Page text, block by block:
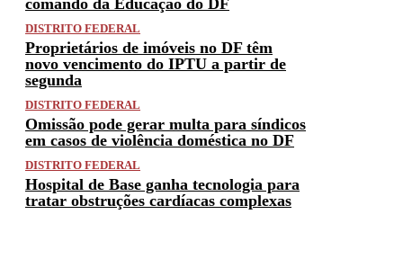
DISTRITO FEDERAL
Proprietários de imóveis no DF têm
novo vencimento do IPTU a partir de
segunda
DISTRITO FEDERAL
Omissão pode gerar multa para síndicos
em casos de violência doméstica no DF
DISTRITO FEDERAL
Hospital de Base ganha tecnologia para
tratar obstruções cardíacas complexas